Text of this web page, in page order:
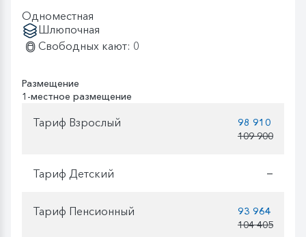
Одноместная
Шлюпочная
Свободных кают: 0
Размещение
1-местное размещение
Тариф Взрослый
98 910
109 900
Тариф Детский —
Тариф Пенсионный
93 964
104 405